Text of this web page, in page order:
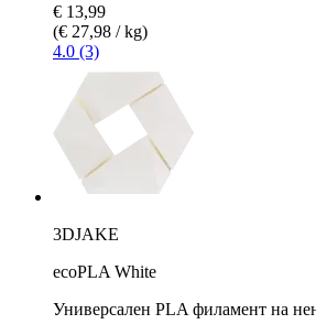
€ 13,99
(€ 27,98 / kg)
4.0 (3)
3DJAKE
ecoPLA White
Универсален PLA филамент на